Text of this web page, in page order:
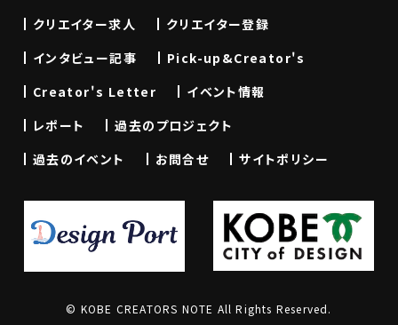
クリエイター求人
クリエイター登録
インタビュー記事
Pick-up&Creator's
Creator's Letter
イベント情報
レポート
過去のプロジェクト
過去のイベント
お問合せ サイトポリシー
© KOBE CREATORS NOTE All Rights Reserved.